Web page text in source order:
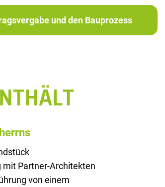
und den Bauprozess
mit Partner-Architekten
von einem